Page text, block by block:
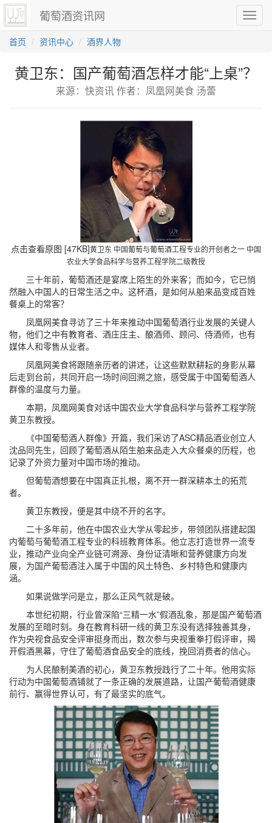
切
换
葡萄酒资讯网
首页 资讯中心 酒界人物
黄卫东：国产葡萄酒怎样才能“上桌”？
来源：快资讯 作者：凤凰网美食 汤蕾
点击查看原图 [47KB]黄卫东 中国葡萄与葡萄酒工程专业的开创者之一 中国
农业大学食品科学与营养工程学院二级教授
三十年前，葡萄酒还是宴席上陌生的外来客；而如今，它已悄
然融入中国人的日常生活之中。这杯酒，是如何从舶来品变成百姓
餐桌上的常客？
凤凰网美食寻访了三十年来推动中国葡萄酒行业发展的关键人
物，他们之中有教育者、酒庄庄主、酿酒师、顾问、侍酒师，也有
媒体人和零售从业者。
凤凰网美食将跟随亲历者的讲述，让这些默默耕耘的身影从幕
后走到台前，共同开启一场时间回溯之旅，感受属于中国葡萄酒人
群像的温度与力量。
本期，凤凰网美食对话中国农业大学食品科学与营养工程学院
黄卫东教授。
《中国葡萄酒人群像》开篇，我们采访了ASC精品酒业创立人
沈品同先生，回顾了葡萄酒从陌生舶来品走入大众餐桌的历程，也
记录了外资力量对中国市场的推动。
但葡萄酒想要在中国真正扎根，离不开一群深耕本土的拓荒
者。
黄卫东教授，便是其中绕不开的名字。
二十多年前，他在中国农业大学从零起步，带领团队搭建起国
内葡萄与葡萄酒工程专业的科班教育体系。他立志打造世界一流专
业，推动产业向全产业链可溯源、身份证清晰和营养健康方向发
展，为国产葡萄酒注入属于中国的风土特色、乡村特色和健康内
涵。
如果说做学问是立，那么正风气就是破。
本世纪初期，行业曾深陷“三精一水”假酒乱象，那是国产葡萄酒
发展的至暗时刻。身在教育科研一线的黄卫东没有选择独善其身，
作为央视食品安全评审挺身而出，数次参与央视重拳打假评审，揭
开假酒黑幕，守住了葡萄酒食品安全的底线，挽回消费者的信心。
为人民酿制美酒的初心，黄卫东教授践行了二十年。他用实际
行动为中国葡萄酒铺就了一条正确的发展道路，让国产葡萄酒健康
前行、赢得世界认可，有了最坚实的底气。